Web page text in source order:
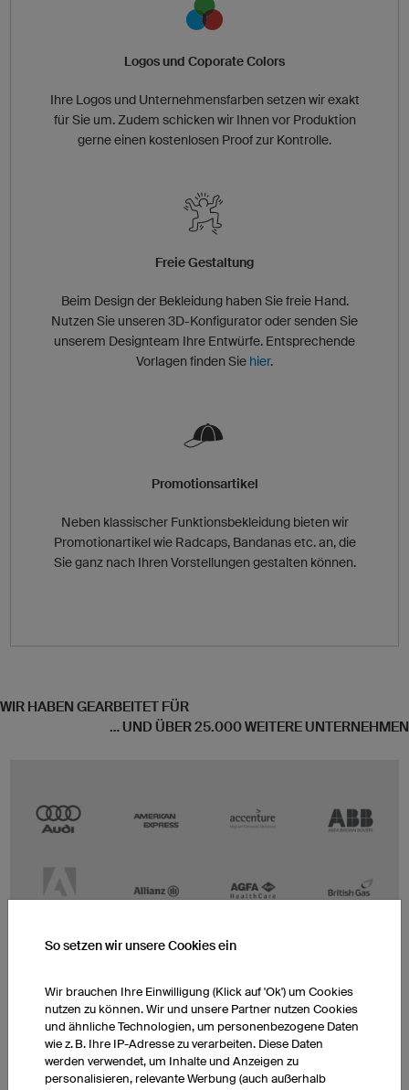
Logos und Coporate Colors
Ihre Logos und Unternehmensfarben setzen wir exakt
für Sie um. Zudem schicken wir Ihnen vor Produktion
gerne einen kostenlosen Proof zur Kontrolle.
Freie Gestaltung
Beim Design der Bekleidung haben Sie freie Hand.
Nutzen Sie unseren 3D-Konfigurator oder senden Sie
unserem Designteam Ihre Entwürfe. Entsprechende
Vorlagen finden Sie hier.
Promotionsartikel
Neben klassischer Funktionsbekleidung bieten wir
Promotionartikel wie Radcaps, Bandanas etc. an, die
Sie ganz nach Ihren Vorstellungen gestalten können.
WIR HABEN GEARBEITET FÜR
... UND ÜBER 25.000 WEITERE UNTERNEHMEN
So setzen wir unsere Cookies ein
Wir brauchen Ihre Einwilligung (Klick auf 'Ok') um Cookies
nutzen zu können. Wir und unsere Partner nutzen Cookies
und ähnliche Technologien, um personenbezogene Daten
wie z. B. Ihre IP-Adresse zu verarbeiten. Diese Daten
werden verwendet, um Inhalte und Anzeigen zu
personalisieren, relevante Werbung (auch außerhalb